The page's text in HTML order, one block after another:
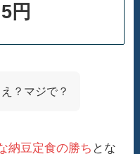
円
？マジで？
納豆定食の勝ち とな